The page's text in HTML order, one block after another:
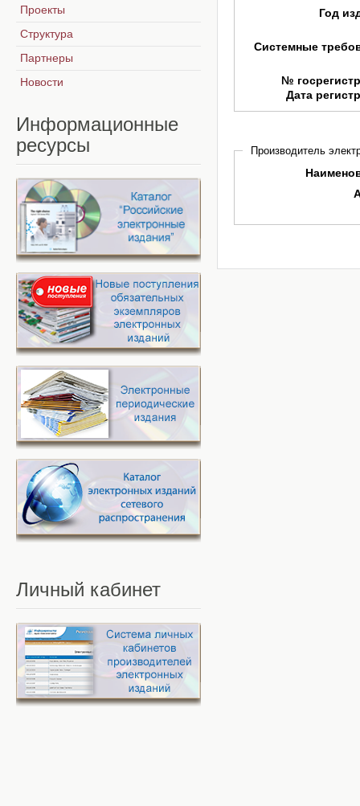
Год
Системные
№
Дата
Производитель
Проекты
Структура
Партнеры
Новости
Информационные
ресурсы
Личный кабинет